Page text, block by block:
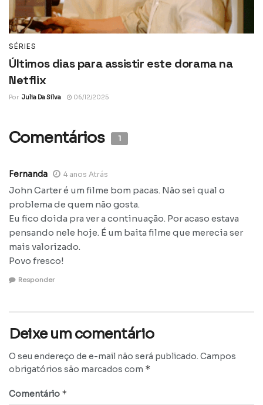
SÉRIES
Últimos dias para assistir este dorama na
Netflix
Por Julia Da Silva 06/12/2025
Comentários 1
Fernanda 4 anos Atrás
John Carter é um filme bom pacas. Não sei qual o
problema de quem não gosta.
Eu fico doida pra ver a continuação. Por acaso estava
pensando nele hoje. É um baita filme que merecia ser
mais valorizado.
Povo fresco!
Responder
Deixe um comentário
O seu endereço de e-mail não será publicado. Campos
obrigatórios são marcados com *
Comentário *